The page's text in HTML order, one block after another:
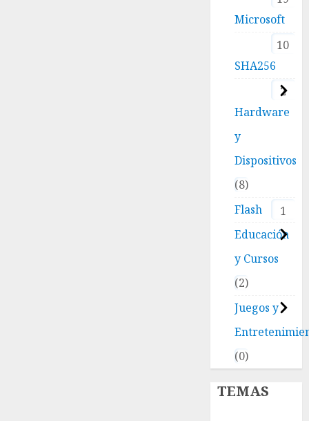
Microsoft
10
SHA256
2
Hardware
y
Dispositivos
8
Flash
1
Educación
y Cursos
2
Juegos y
0
TEMAS